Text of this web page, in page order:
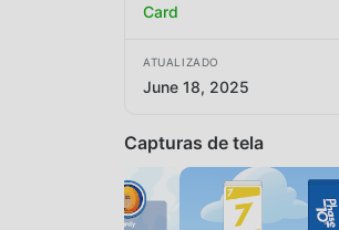
Card
ATUALIZADO
June 18, 2025
Capturas de tela